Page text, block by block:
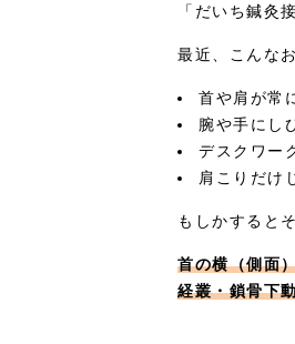
「だいち鍼灸
最近、こんな
首や肩が常
腕や手にし
デスクワー
肩こりだけ
もしかするとそ
首の横（側面
経叢・鎖骨下